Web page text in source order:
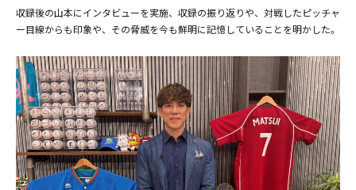
収録後の山本にインタビューを実施、収録の振り返りや、対戦したピッチャ
ー目線からも印象や、その脅威を今も鮮明に記憶していることを明かした。